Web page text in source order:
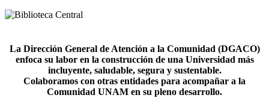
La Dirección General de Atención a la Comunidad (DGACO)
enfoca su labor en la construcción de una Universidad más
incluyente, saludable, segura y sustentable.
Colaboramos con otras entidades para acompañar a la
Comunidad UNAM en su pleno desarrollo.